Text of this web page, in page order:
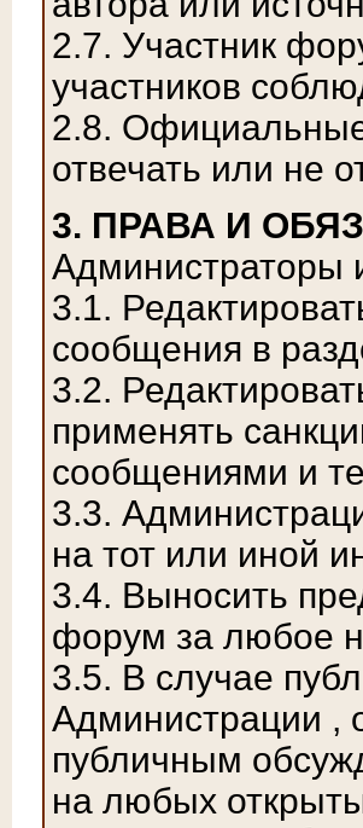
2.7. Участник
участников
2.8.
отвечать или не
3. ПРАВА И
Администраторы
3.1.
сообщения в
3.2.
применять
сообщениями и
3.3.
на тот или иной
3.4. Выносить
форум за любое
3.5. В случае
Администрации ,
публичным
на любых